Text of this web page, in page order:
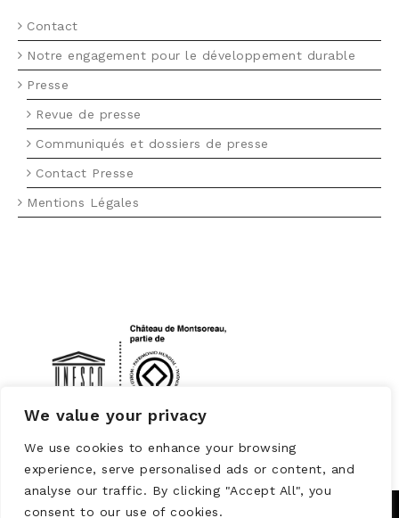
We value your privacy
We use cookies to enhance your browsing
experience, serve personalised ads or content, and
analyse our traffic. By clicking "Accept All", you
consent to our use of cookies.
Contact
Notre engagement pour le développement durable
Presse
Revue de presse
Communiqués et dossiers de presse
Contact Presse
Mentions Légales